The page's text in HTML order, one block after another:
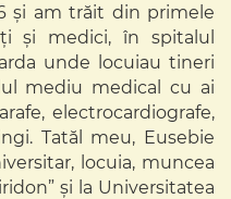
şi am trăit din primele
şi medici, în spitalul
unde locuiau tineri
mediu medical cu ai
electrocardiografe,
Tatăl meu, Eusebie
locuia, muncea
şi la Universitatea